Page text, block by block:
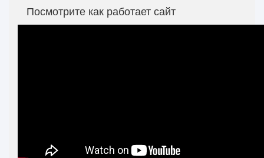
Посмотрите как работает сайт